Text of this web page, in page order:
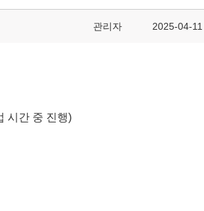
관리자 2025-04-11
시간 중 진행)